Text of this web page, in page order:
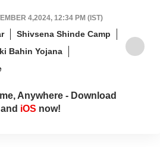
4,2024, 12:34 PM (IST)
Shivsena Shinde Camp
Bahin Yojana
Anywhere - Download
and iOS now!